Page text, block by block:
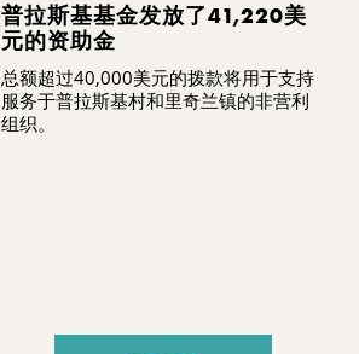
普拉斯基基金发放了41,220美
元的资助金
总额超过40,000美元的拨款将用于支持
服务于普拉斯基村和里奇兰镇的非营利
组织。